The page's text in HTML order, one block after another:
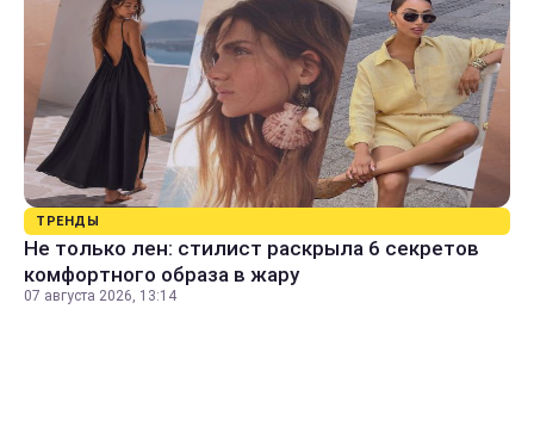
ТРЕНДЫ
Не только лен: стилист раскрыла 6 секретов
комфортного образа в жару
07 августа 2026, 13:14